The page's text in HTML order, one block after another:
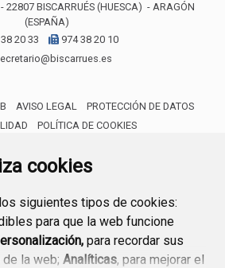
cookies
siguientes tipos de cookies:
para que la web funcione
para recordar sus
la web; Analíticas, para mejorar el
22807 BISCARRUÉS (HUESCA) - ARAGÓN
(ESPAÑA)
20 33
974 38 20 10
AVISO LEGAL
PROTECCIÓN DE DATOS
POLÍTICA DE COOKIES